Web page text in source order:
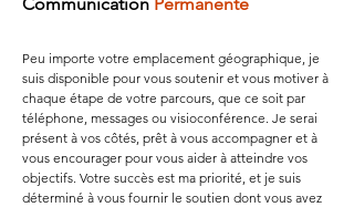
Peu importe votre emplacement géographique, je
suis disponible pour vous soutenir et vous motiver à
chaque étape de votre parcours, que ce soit par
téléphone, messages ou visioconférence. Je serai
présent à vos côtés, prêt à vous accompagner et à
vous encourager pour vous aider à atteindre vos
objectifs. Votre succès est ma priorité, et je suis
déterminé à vous fournir le soutien dont vous avez